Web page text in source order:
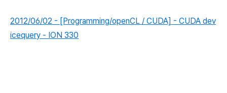
2012/06/02 - [Programming/openCL / CUDA] - CUDA dev
icequery - ION 330